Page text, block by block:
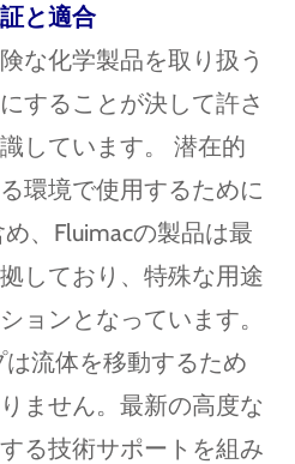
と適合
な化学製品を取り扱う
することが決して許さ
しています。 潜在的
環境で使用するために
、Fluimacの製品は最
しており、特殊な用途
ョンとなっています。
流体を移動するため
ません。最新の高度な
る技術サポートを組み